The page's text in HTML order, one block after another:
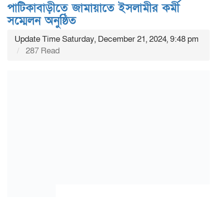
পাটিকাবাড়ীতে জামায়াতে ইসলামীর কর্মী
সম্মেলন অনুষ্ঠিত
Update Time Saturday, December 21, 2024, 9:48 pm
287 Read